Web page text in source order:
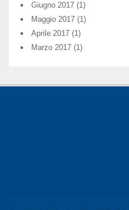
Giugno 2017 (1)
Maggio 2017 (1)
Aprile 2017 (1)
Marzo 2017 (1)